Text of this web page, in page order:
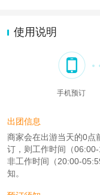
使用说明
手机预订
出团信息
商家会在出游当天的0点
订，则工作时间（
非工作时间（20:00-
知。